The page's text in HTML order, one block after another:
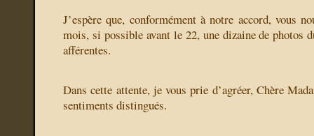
J’espère que, conformément à notre accord, vous
mois, si possible avant le 22, une dizaine de photos
afférentes.
Dans cette attente, je vous prie d’agréer, Chère
sentiments distingués.